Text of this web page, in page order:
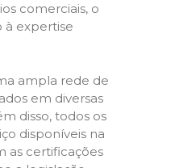
comerciais, o
à expertise
ampla rede de
em diversas
disso, todos os
disponíveis na
as certificações